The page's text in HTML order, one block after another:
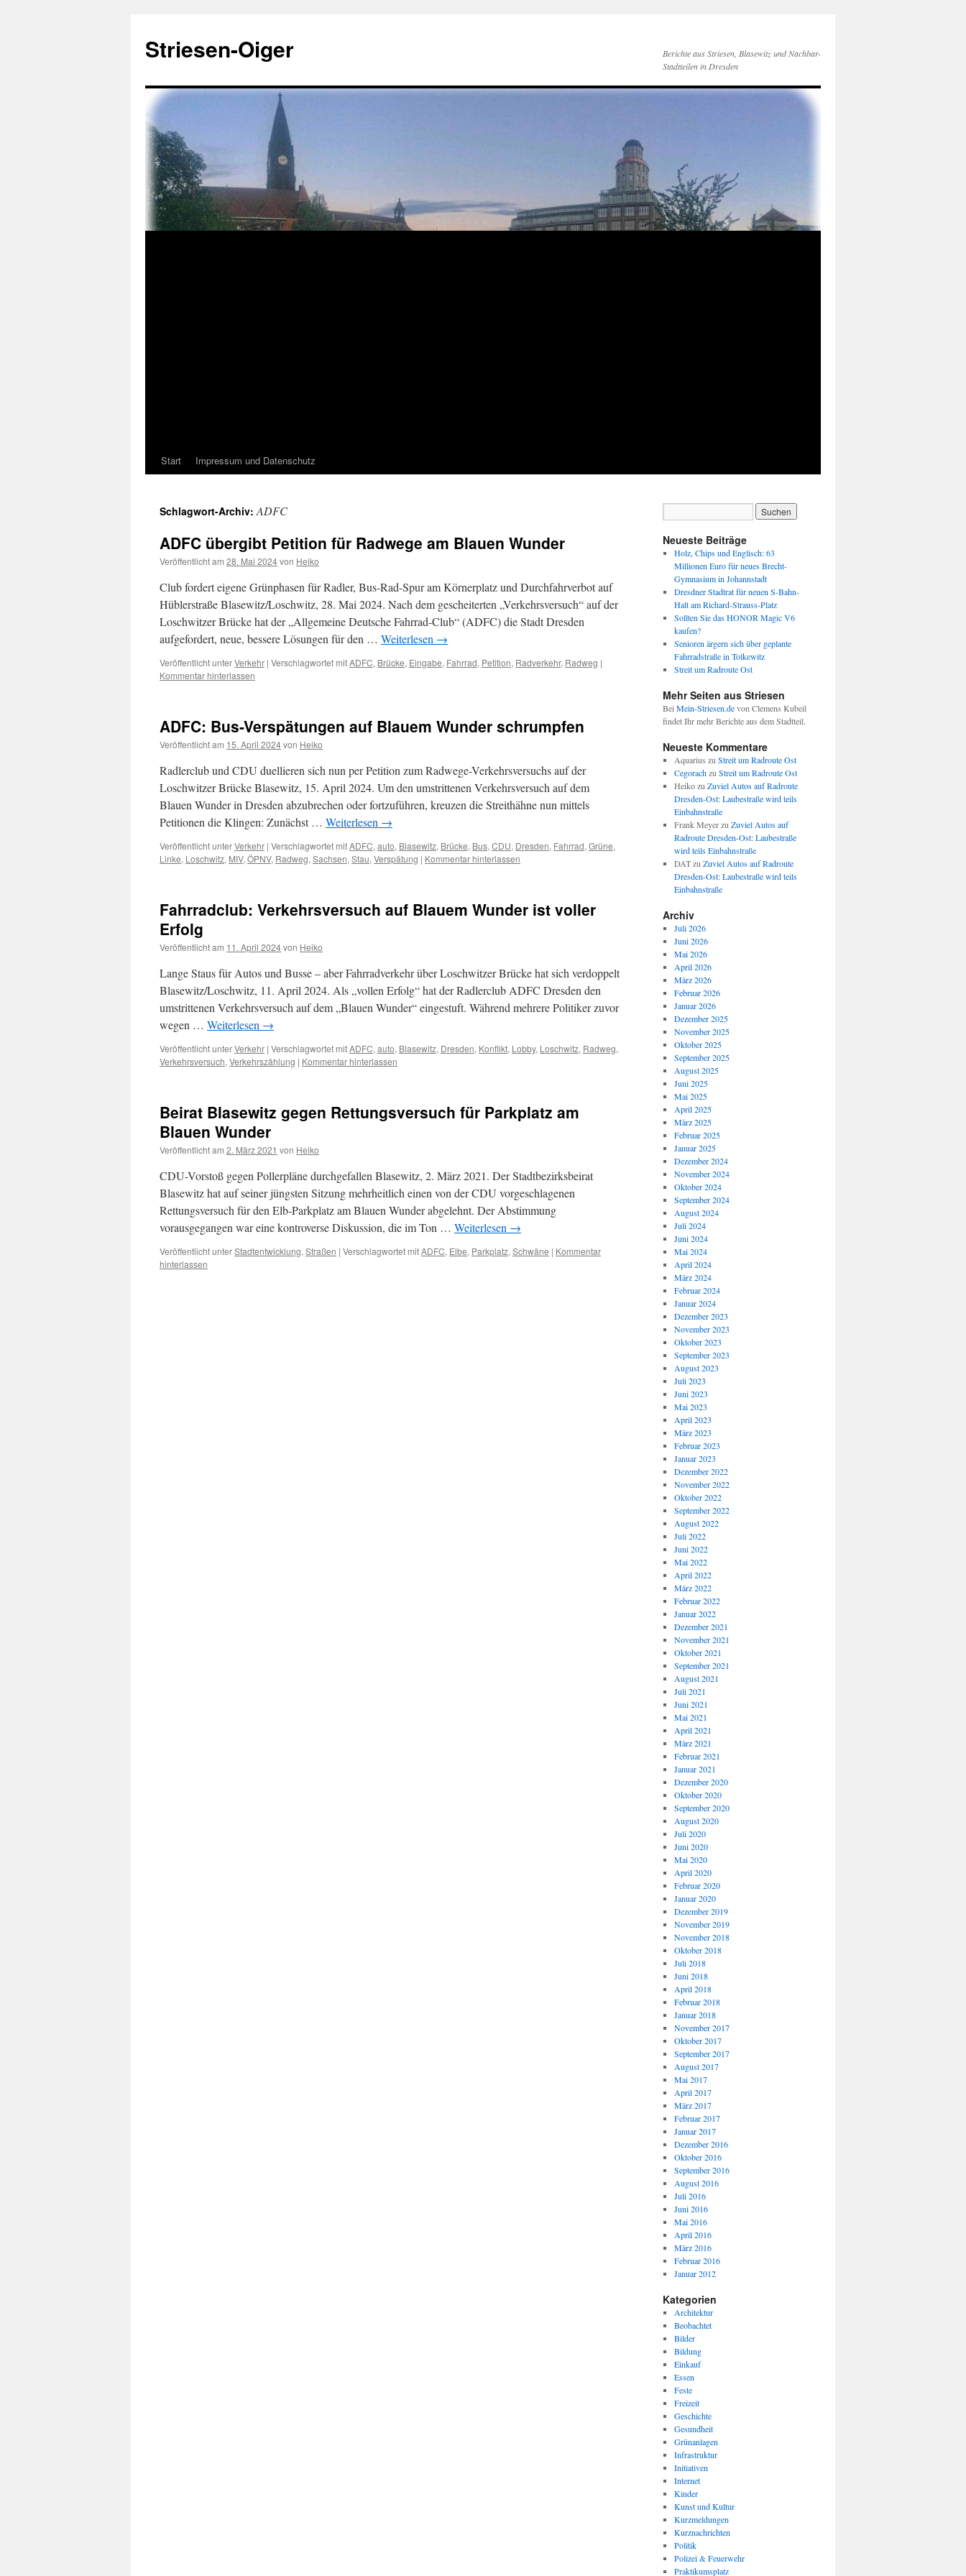
springen
Striesen-Oiger
Berichte aus Striesen, Blasewitz und Nachbar-
Stadtteilen in Dresden
Start Impressum und Datenschutz
Schlagwort-Archiv:ADFC
ADFC übergibt Petition für Radwege am Blauen Wunder
Veröffentlicht am 28. Mai 2024von Heiko
Club fordert eigene Grünphasen für Radler, Bus-Rad-Spur am Körnerplatz und Durchfahrverbot auf
Hüblerstraße Blasewitz/Loschwitz, 28. Mai 2024. Nach dem gescheiterten „Verkehrsversuch“ auf der
Loschwitzer Brücke hat der „Allgemeine Deutsche Fahrrad-Club“ (ADFC) die Stadt Dresden
aufgefordert, neue, bessere Lösungen für den … Weiterlesen →
Veröffentlicht unterVerkehr | Verschlagwortet mitADFC, Brücke, Eingabe, Fahrrad, Petition, Radverkehr, Radweg |
Kommentar hinterlassen
ADFC: Bus-Verspätungen auf Blauem Wunder schrumpfen
Veröffentlicht am 15. April 2024von Heiko
Radlerclub und CDU duellieren sich nun per Petition zum Radwege-Verkehrsversuchs auf der
Loschwitzer Brücke Blasewitz, 15. April 2024. Um den umstrittenen Verkehrsversuch auf dem
Blauen Wunder in Dresden abzubrechen oder fortzuführen, kreuzen die Streithähne nun mittels
Petitionen die Klingen: Zunächst … Weiterlesen →
Veröffentlicht unterVerkehr | Verschlagwortet mitADFC, auto, Blasewitz, Brücke, Bus, CDU, Dresden, Fahrrad, Grüne,
Linke, Loschwitz, MIV, ÖPNV, Radweg, Sachsen, Stau, Verspätung | Kommentar hinterlassen
Fahrradclub: Verkehrsversuch auf Blauem Wunder ist voller
Erfolg
Veröffentlicht am 11. April 2024von Heiko
Lange Staus für Autos und Busse – aber Fahrradverkehr über Loschwitzer Brücke hat sich verdoppelt
Blasewitz/Loschwitz, 11. April 2024. Als „vollen Erfolg“ hat der Radlerclub ADFC Dresden den
umstrittenen Verkehrsversuch auf dem „Blauen Wunder“ eingestuft. Während mehrere Politiker zuvor
wegen … Weiterlesen →
Veröffentlicht unterVerkehr | Verschlagwortet mitADFC, auto, Blasewitz, Dresden, Konflikt, Lobby, Loschwitz, Radweg,
Verkehrsversuch, Verkehrszählung | Kommentar hinterlassen
Beirat Blasewitz gegen Rettungsversuch für Parkplatz am
Blauen Wunder
Veröffentlicht am 2. März 2021 von Heiko
CDU-Vorstoß gegen Pollerpläne durchgefallen Blasewitz, 2. März 2021. Der Stadtbezirksbeirat
Blasewitz hat auf seiner jüngsten Sitzung mehrheitlich einen von der CDU vorgeschlagenen
Rettungsversuch für den Elb-Parkplatz am Blauen Wunder abgelehnt. Der Abstimmung
vorausgegangen war eine kontroverse Diskussion, die im Ton … Weiterlesen →
Veröffentlicht unterStadtentwicklung, Straßen | Verschlagwortet mitADFC, Elbe, Parkplatz, Schwäne | Kommentar
hinterlassen
Neueste Beiträge
Holz, Chips und Englisch: 63
Millionen Euro für neues Brecht-
Gymnasium in Johannstadt
Dresdner Stadtrat für neuen S-Bahn-
Halt am Richard-Strauss-Platz
Sollten Sie das HONOR Magic V6
kaufen?
Senioren ärgern sich über geplante
Fahrradstraße in Tolkewitz
Streit um Radroute Ost
Mehr Seiten aus Striesen
Bei Mein-Striesen.devon Clemens Kubeil
findet Ihr mehr Berichte aus dem Stadtteil.
Neueste Kommentare
Aquarius zu Streit um Radroute Ost
Cegorachzu Streit um Radroute Ost
Heikozu Zuviel Autos auf Radroute
Dresden-Ost: Laubestraße wird teils
Einbahnstraße
Frank Meyerzu Zuviel Autos auf
Radroute Dresden-Ost: Laubestraße
wird teils Einbahnstraße
DATzu Zuviel Autos auf Radroute
Dresden-Ost: Laubestraße wird teils
Einbahnstraße
Archiv
Juli 2026
Juni 2026
Mai 2026
April 2026
März 2026
Februar 2026
Januar 2026
Dezember 2025
November 2025
Oktober 2025
September 2025
August 2025
Juni 2025
Mai 2025
April 2025
März 2025
Februar 2025
Januar 2025
Dezember 2024
November 2024
Oktober 2024
September 2024
August 2024
Juli 2024
Juni 2024
Mai 2024
April 2024
März 2024
Februar 2024
Januar 2024
Dezember 2023
November 2023
Oktober 2023
September 2023
August 2023
Juli 2023
Juni 2023
Mai 2023
April 2023
März 2023
Februar 2023
Januar 2023
Dezember 2022
November 2022
Oktober 2022
September 2022
August 2022
Juli 2022
Juni 2022
Mai 2022
April 2022
März 2022
Februar 2022
Januar 2022
Dezember 2021
November 2021
Oktober 2021
September 2021
August 2021
Juli 2021
Juni 2021
Mai 2021
April 2021
März 2021
Februar 2021
Januar 2021
Dezember 2020
Oktober 2020
September 2020
August 2020
Juli 2020
Juni 2020
Mai 2020
April 2020
Februar 2020
Januar 2020
Dezember 2019
November 2019
November 2018
Oktober 2018
Juli 2018
Juni 2018
April 2018
Februar 2018
Januar 2018
November 2017
Oktober 2017
September 2017
August 2017
Mai 2017
April 2017
März 2017
Februar 2017
Januar 2017
Dezember 2016
Oktober 2016
September 2016
August 2016
Juli 2016
Juni 2016
Mai 2016
April 2016
März 2016
Februar 2016
Januar 2012
Kategorien
Architektur
Beobachtet
Bilder
Bildung
Einkauf
Essen
Feste
Freizeit
Geschichte
Gesundheit
Grünanlagen
Infrastruktur
Initiativen
Internet
Kinder
Kunst und Kultur
Kurzmeldungen
Kurznachrichten
Politik
Polizei & Feuerwehr
Praktikumsplatz